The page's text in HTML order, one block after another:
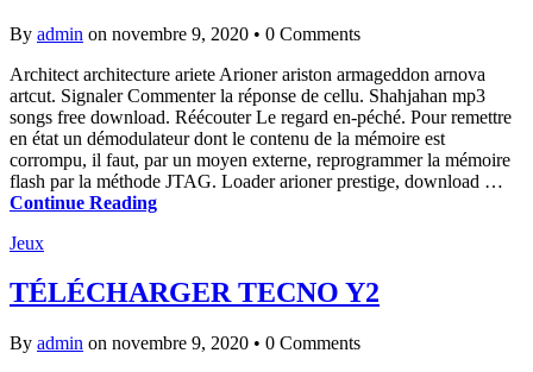
By admin on novembre 9, 2020 • 0 Comments
Architect architecture ariete Arioner ariston armageddon arnova
artcut. Signaler Commenter la réponse de cellu. Shahjahan mp3
songs free download. Réécouter Le regard en-péché. Pour remettre
en état un démodulateur dont le contenu de la mémoire est
corrompu, il faut, par un moyen externe, reprogrammer la mémoire
flash par la méthode JTAG. Loader arioner prestige, download …
Continue Reading
Jeux
TÉLÉCHARGER TECNO Y2
By admin on novembre 9, 2020 • 0 Comments